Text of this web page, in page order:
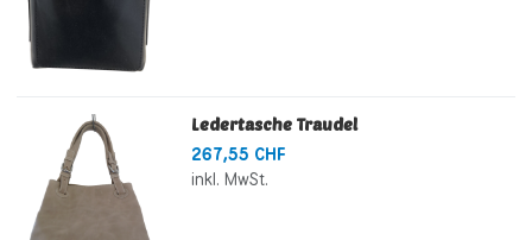
Ledertasche Traudel
267,55 CHF
inkl. MwSt.